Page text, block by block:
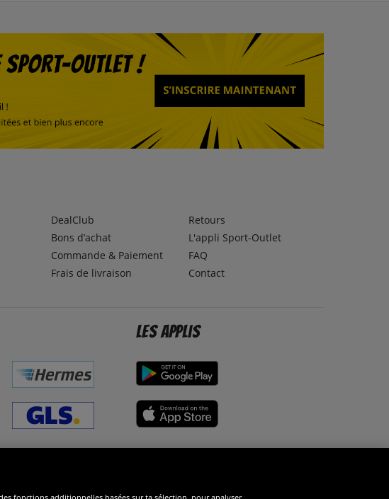
DealClub
Bons d’achat
Commande & Paiement
Frais de livraison
Retours
L'appli Sport-Outlet
FAQ
Contact
Les applis